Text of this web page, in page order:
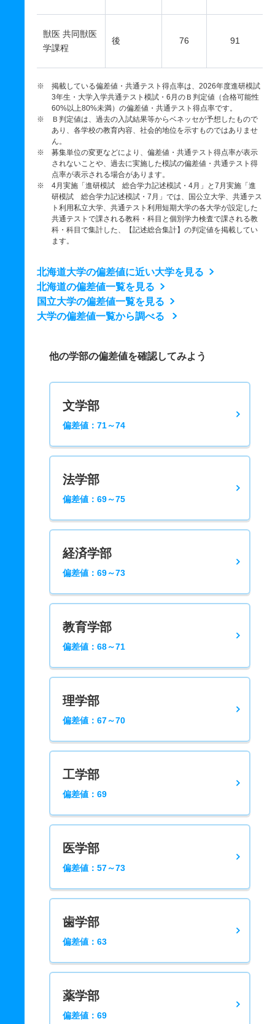
獣医 共同獣医
学課程
後 76 91
※ 掲載している偏差値・共通テスト得点率は、2026年度進研模試
3年生・大学入学共通テスト模試・6月のＢ判定値（合格可能性
60%以上80%未満）の偏差値・共通テスト得点率です。
※ Ｂ判定値は、過去の入試結果等からベネッセが予想したもので
あり、各学校の教育内容、社会的地位を示すものではありませ
ん。
※ 募集単位の変更などにより、偏差値・共通テスト得点率が表示
されないことや、過去に実施した模試の偏差値・共通テスト得
点率が表示される場合があります。
※ 4月実施「進研模試 総合学力記述模試・4月」と7月実施「進
研模試 総合学力記述模試・7月」では、国公立大学、共通テス
ト利用私立大学、共通テスト利用短期大学の各大学が設定した
共通テストで課される教科・科目と個別学力検査で課される教
科・科目で集計した、【記述総合集計】の判定値を掲載してい
ます。
北海道大学の偏差値に近い大学を見る
北海道の偏差値一覧を見る
国立大学の偏差値一覧を見る
大学の偏差値一覧から調べる
他の学部の偏差値を確認してみよう
文学部
偏差値：71～74
法学部
偏差値：69～75
経済学部
偏差値：69～73
教育学部
偏差値：68～71
理学部
偏差値：67～70
工学部
偏差値：69
医学部
偏差値：57～73
歯学部
偏差値：63
薬学部
偏差値：69